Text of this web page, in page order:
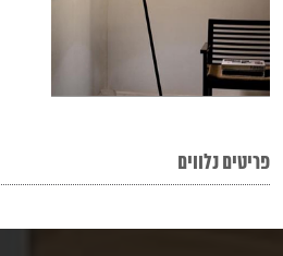
פריטים נלווים